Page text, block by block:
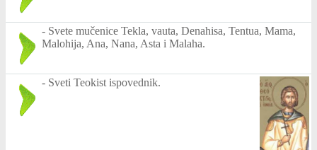
- Svete mučenice Tekla, vauta, Denahisa, Tentua, Mama,
Malohija, Ana, Nana, Asta i Malaha.
- Sveti Teokist ispovednik.